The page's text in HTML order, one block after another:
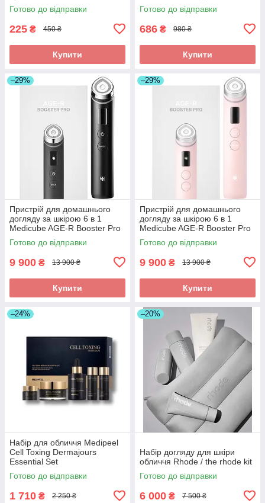
Готово до відправки
225 ₴ 450 ₴
Купити
Готово до відправки
686 ₴ 980 ₴
Купити
–29%
Пристрій для домашнього
догляду за шкірою 6 в 1
Medicube AGE-R Booster Pro
Готово до відправки
9 900 ₴ 13 900 ₴
Купити
–29%
Пристрій для домашнього
догляду за шкірою 6 в 1
Medicube AGE-R Booster Pro
Готово до відправки
9 900 ₴ 13 900 ₴
Купити
–24%
Набір для обличчя Medipeel
Cell Toxing Dermajours
Essential Set
Готово до відправки
1 710 ₴ 2 250 ₴
–20%
Набір догляду для шкіри
обличчя Rhode / the rhode kit
Готово до відправки
6 000 ₴ 7 500 ₴